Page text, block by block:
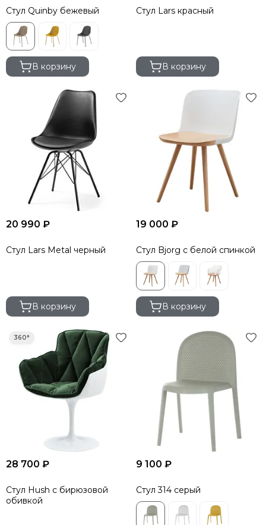
Стул Quinby бежевый
В корзину
Стул Lars красный
В корзину
20 990 ₽
Стул Lars Metal черный
В корзину
19 000 ₽
Стул Bjorg с белой спинкой
В корзину
28 700 ₽
Стул Hush с бирюзовой
обивкой
9 100 ₽
Стул 314 серый